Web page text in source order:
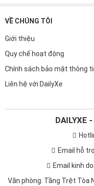
VỀ CHÚNG TÔI
Giới thiệu
Quy chế hoạt động
Chính sách bảo mật thông
Liên hệ với DailyXe
DAILYXE
Email hỗ
Email kinh
Văn phòng: Tầng Trệt Tòa